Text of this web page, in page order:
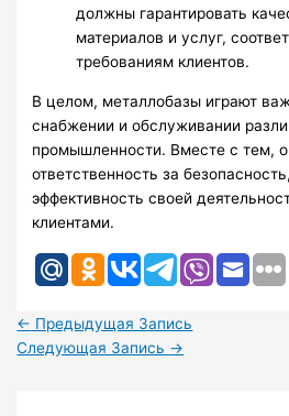
должны гарантировать
материалов и услуг,
требованиям клиентов.
В целом, металлобазы играют
снабжении и обслуживании
промышленности. Вместе с тем,
ответственность за
эффективность своей
клиентами.
← Предыдущая Запись
Следующая Запись →